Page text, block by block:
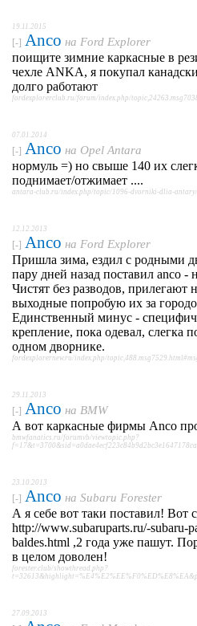
19.11.2015
[-] Anco на Ford Explorer
поищите зимние каркасные в
чехле ANKA, я покупал
долго работают
fordexplorerclub.ru/forum/index.php/
07.01.2014
[-] Anco на Opel Antara
нормуль =) но свыше 140 их
поднимает/отжимает ....
antara-club.ru/index.php/topic/1096-dvorniki-dlia-
12.12.2013
[-] Anco на Ford Explorer
Пришла зима, ездил с родными
пару дней назад поставил anco -
Чистят без разводов, прилегают
выходные попробую их за
Единственный минус -
крепление, пока одевал, слегка
одном дворнике.
fordexplorernew.ru/index.php/
29.11.2013
[-] Anco на BMW
А вот каркасные фирмы Anco
bmwfanatics.ru/forumvb/viewtopic.php?
23.10.2013
[-] Anco на Subaru Forester
А я себе вот таки поставил! Вот
http://www.subaruparts.ru/-subaru-
baldes.html ,2 года уже пашут.
в целом доволен!
forester.club/showthread.php?
27.09.2013